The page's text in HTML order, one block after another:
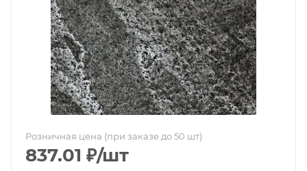
Розничная цена (при заказе до 50 шт)
837.01 ₽/шт